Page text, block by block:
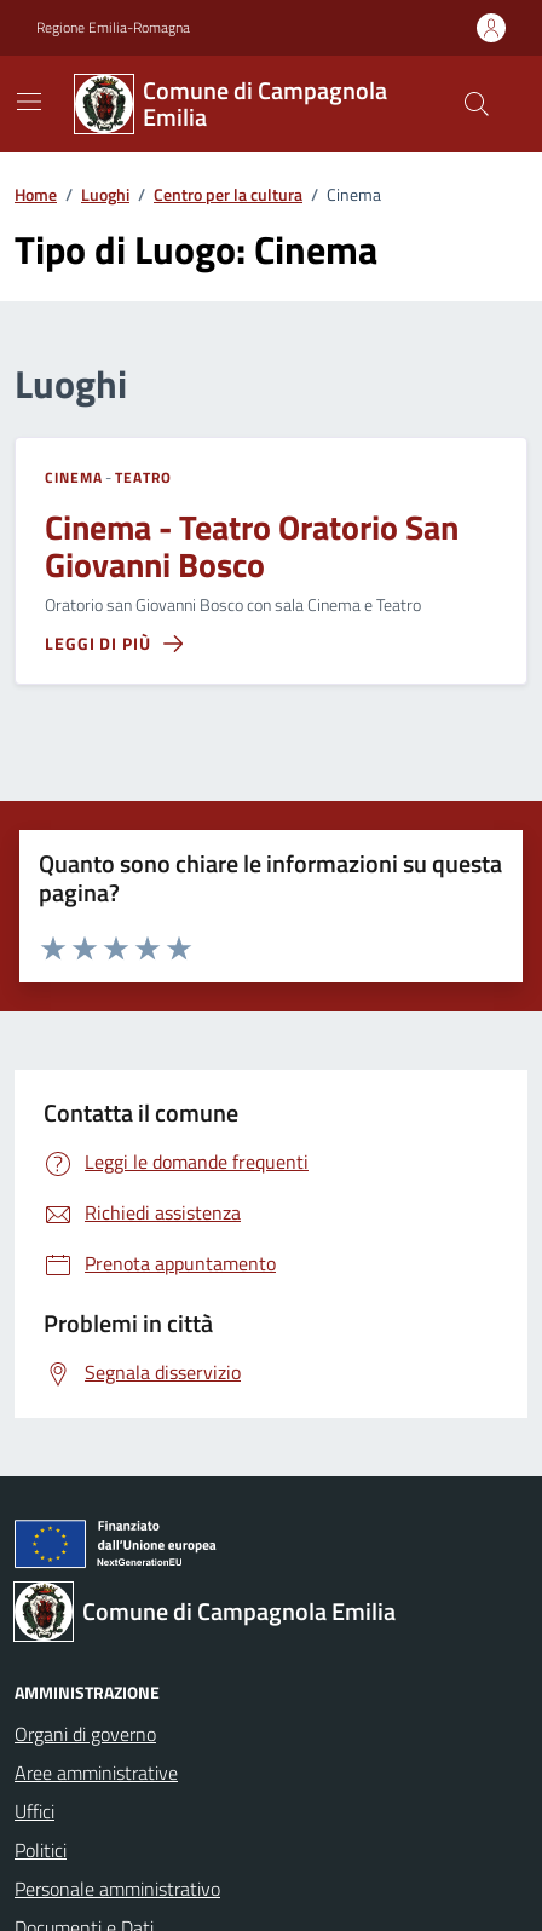
Regione Emilia-Romagna
Comune di Campagnola
Emilia
Home / Luoghi / Centro per la cultura / Cinema
Tipo di Luogo:Cinema
Luoghi
CINEMA -TEATRO
Cinema - Teatro Oratorio San
Giovanni Bosco
Oratorio san Giovanni Bosco con sala Cinema e Teatro
LEGGI DI PIÙ
Quanto sono chiare le informazioni su questa
pagina?
Valuta 5 stelle su 5
Valuta 4 stelle su 5
Valuta 3 stelle su 5
Valuta 2 stelle su 5
Valuta 1 stelle su 5
Contatta il comune
Leggi le domande frequenti
Richiedi assistenza
Prenota appuntamento
Problemi in città
Segnala disservizio
Comune di Campagnola Emilia
AMMINISTRAZIONE
Organi di governo
Aree amministrative
Uffici
Politici
Personale amministrativo